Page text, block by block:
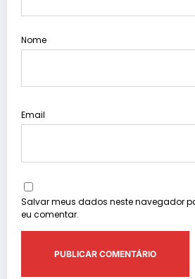
Nome
Email
Salvar meus dados neste navegador
eu comentar.